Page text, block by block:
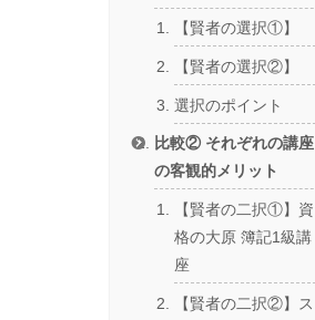
【賢者の選択①】
【賢者の選択②】
選択のポイント
比較② それぞれの講座
の客観的メリット
【賢者の二択①】資
格の大原 簿記1級講
座
【賢者の二択②】ス